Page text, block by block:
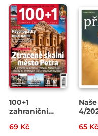
100+1
zahraniční
14/2026
69 Kč
4/
65 Kč